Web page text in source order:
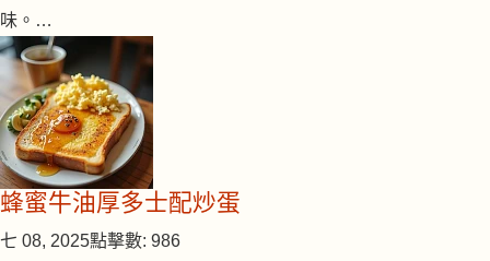
味。…
蜂蜜牛油厚多士配炒蛋
七 08, 2025點擊數: 986